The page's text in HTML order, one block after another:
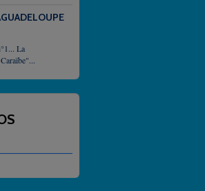
La
Caraïbe"...